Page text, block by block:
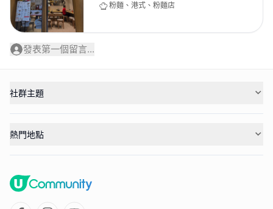
粉麵、港式、粉麵店
發表第一個留言...
社群主題
熱門地點